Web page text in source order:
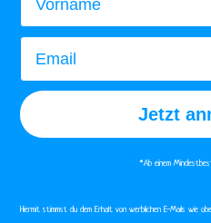
Email
Jetzt
*Ab einem
Hiermit stimmst du dem Erhalt von werblichen E-Mails wie